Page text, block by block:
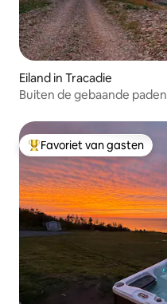
Eiland in Tracadie
Buiten de gebaande paden
Topfavoriet van gasten
Favoriet van gasten